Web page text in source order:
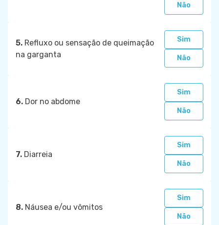
Não
5. Refluxo ou sensação de queimação
na garganta
Sim
Não
6. Dor no abdome
Sim
Não
7. Diarreia
Sim
Não
8. Náusea e/ou vômitos
Sim
Não